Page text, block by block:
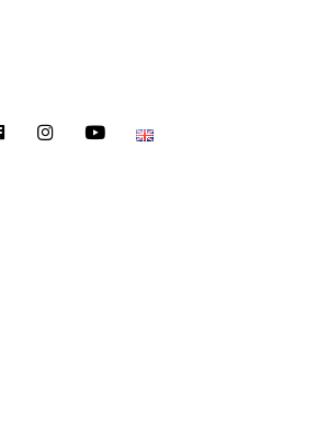
FacebookInstagramYouTube